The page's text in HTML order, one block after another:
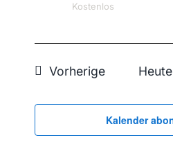
Kostenlos
Vorherige Heute
Kalender